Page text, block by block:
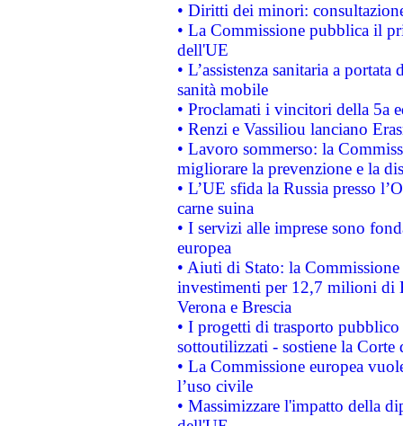
• Diritti dei minori:
• La Commissione pubblica il
dell'UE
• L’assistenza sanitaria a
sanità mobile
• Proclamati i vincitori della 5a
• Renzi e Vassiliou lanciano
• Lavoro sommerso: la
migliorare la prevenzione e la
• L’UE sfida la Russia presso
carne suina
• I servizi alle imprese sono
europea
• Aiuti di Stato: la
investimenti per 12,7 milioni di
Verona e Brescia
• I progetti di trasporto
sottoutilizzati - sostiene la Corte
• La Commissione europea
l’uso civile
• Massimizzare l'impatto della